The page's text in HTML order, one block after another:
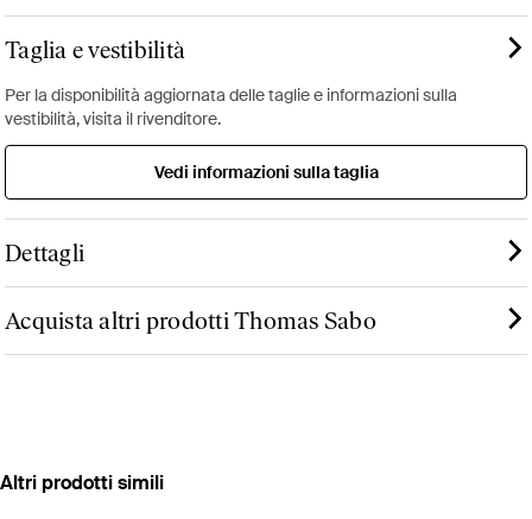
Taglia e vestibilità
Per la disponibilità aggiornata delle taglie e informazioni sulla
vestibilità, visita il rivenditore.
Vedi informazioni sulla taglia
Dettagli
Acquista altri prodotti Thomas Sabo
Altri prodotti simili